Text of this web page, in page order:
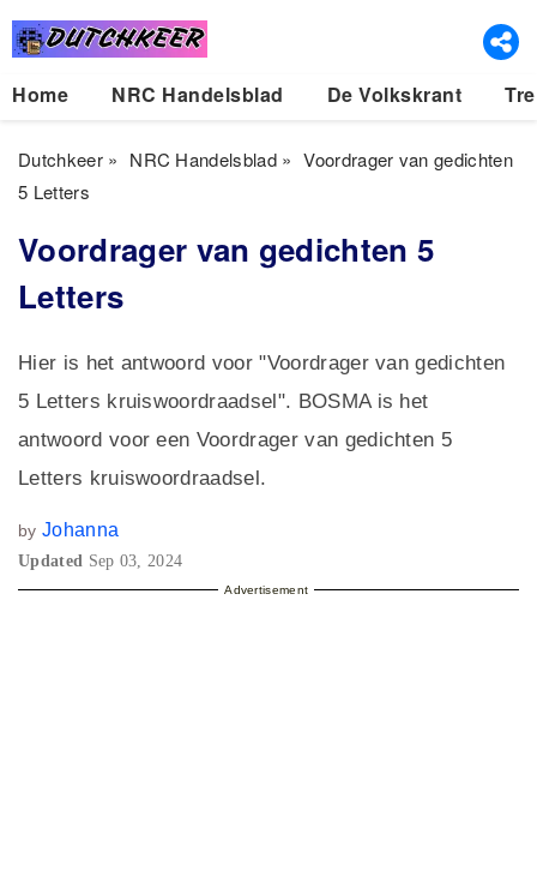
Home NRC Handelsblad De Volkskrant
Dutchkeer» NRC Handelsblad » Voordrager van gedichten
5 Letters
Voordrager van gedichten 5
Letters
Hier is het antwoord voor "Voordrager van gedichten
5 Letters kruiswoordraadsel". BOSMA is het
antwoord voor een Voordrager van gedichten 5
Letters kruiswoordraadsel.
by Johanna
Updated Sep 03, 2024
Advertisement